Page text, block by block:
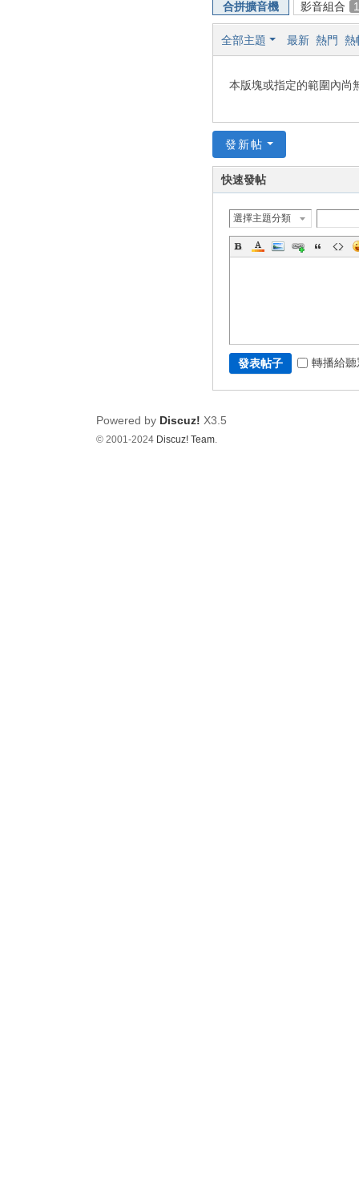
合拼擴音機 影音組合 1
全部主題 最新 熱門 熱
本版塊或指定的範圍內尚
發新帖
快速發帖
選擇主題分類
發表帖子 轉播給聽
Powered by Discuz! X3.5
© 2001-2024 Discuz! Team.